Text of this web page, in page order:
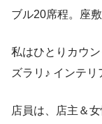
ブル20席程。座敷
私はひとりカウ
ズラリ♪ インテリ
店員は、店主＆女